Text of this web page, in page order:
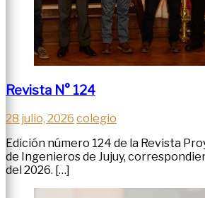
Revista N° 124
28 julio, 2026 colegio
Edición número 124 de la Revista
de Ingenieros de Jujuy,
del 2026. […]